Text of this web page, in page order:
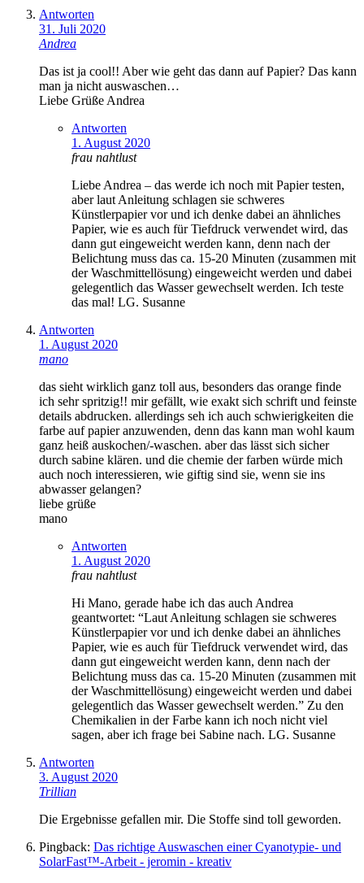
Antworten
31. Juli 2020
Andrea
Das ist ja cool!! Aber wie geht das dann auf Papier? Das kann
man ja nicht auswaschen…
Liebe Grüße Andrea
Antworten
1. August 2020
frau nahtlust
Liebe Andrea – das werde ich noch mit Papier testen,
aber laut Anleitung schlagen sie schweres
Künstlerpapier vor und ich denke dabei an ähnliches
Papier, wie es auch für Tiefdruck verwendet wird, das
dann gut eingeweicht werden kann, denn nach der
Belichtung muss das ca. 15-20 Minuten (zusammen mit
der Waschmittellösung) eingeweicht werden und dabei
gelegentlich das Wasser gewechselt werden. Ich teste
das mal! LG. Susanne
Antworten
1. August 2020
mano
das sieht wirklich ganz toll aus, besonders das orange finde
ich sehr spritzig!! mir gefällt, wie exakt sich schrift und feinste
details abdrucken. allerdings seh ich auch schwierigkeiten die
farbe auf papier anzuwenden, denn das kann man wohl kaum
ganz heiß auskochen/-waschen. aber das lässt sich sicher
durch sabine klären. und die chemie der farben würde mich
auch noch interessieren, wie giftig sind sie, wenn sie ins
abwasser gelangen?
liebe grüße
mano
Antworten
1. August 2020
frau nahtlust
Hi Mano, gerade habe ich das auch Andrea
geantwortet: “Laut Anleitung schlagen sie schweres
Künstlerpapier vor und ich denke dabei an ähnliches
Papier, wie es auch für Tiefdruck verwendet wird, das
dann gut eingeweicht werden kann, denn nach der
Belichtung muss das ca. 15-20 Minuten (zusammen mit
der Waschmittellösung) eingeweicht werden und dabei
gelegentlich das Wasser gewechselt werden.” Zu den
Chemikalien in der Farbe kann ich noch nicht viel
sagen, aber ich frage bei Sabine nach. LG. Susanne
Antworten
3. August 2020
Trillian
Die Ergebnisse gefallen mir. Die Stoffe sind toll geworden.
Pingback: Das richtige Auswaschen einer Cyanotypie- und
SolarFast™-Arbeit - jeromin - kreativ